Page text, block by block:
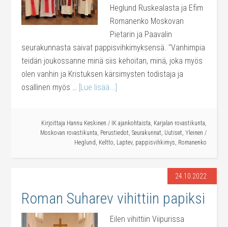
Heglund Ruskealasta ja Efim
Romanenko Moskovan
Pietarin ja Paavalin
seurakunnasta saivat pappisvihkimyksensä. "Vanhimpia
teidän joukossanne minä siis kehoitan, minä, joka myös
olen vanhin ja Kristuksen kärsimysten todistaja ja
osallinen myös … [Lue lisää...]
Kirjoittaja Hannu Keskinen / IK ajankohtaista, Karjalan rovastikunta,
Moskovan rovastikunta, Perustiedot, Seurakunnat, Uutiset, Yleinen /
Heglund, Keltto, Laptev, pappisvihkimys, Romanenko
24.10.2022
Roman Suharev vihittiin papiksi
Eilen vihittiin Viipurissa